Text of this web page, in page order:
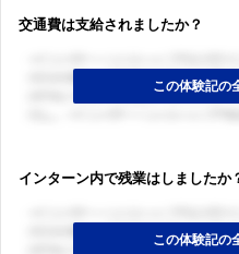
交通費は支給されましたか？
インターン内で残業はしましたか